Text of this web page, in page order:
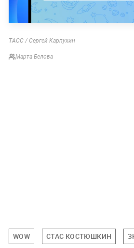
ТАСС / Сергей Карпухин
Марта Белова
WOW СТАС КОСТЮШКИН